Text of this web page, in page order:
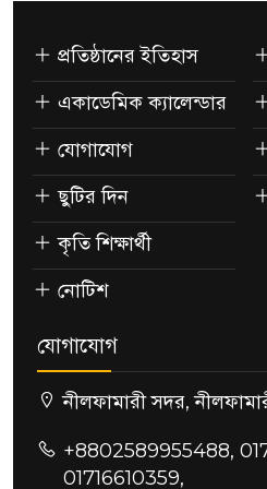
প্রতিষ্ঠানের ইতিহাস
একাডেমিক ক্যালেন্ডার
যোগাযোগ
ছুটির দিন
কৃতি শিক্ষার্থী
নোটিশ
যোগাযোগ
নীলফামারী সদর,
+8802589955488,
01716610359,